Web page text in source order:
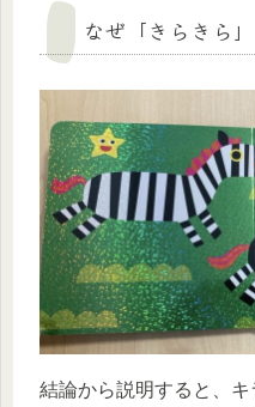
なぜ「きらきら
結論から説明すると、